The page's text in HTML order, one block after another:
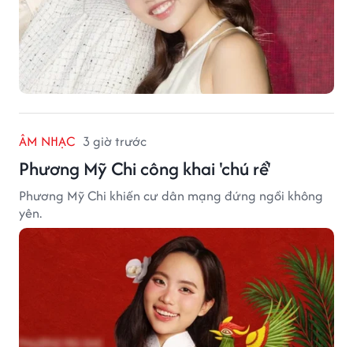
ÂM NHẠC 3 giờ trước
Phương Mỹ Chi công khai 'chú rể'
Phương Mỹ Chi khiến cư dân mạng đứng ngồi không
yên.